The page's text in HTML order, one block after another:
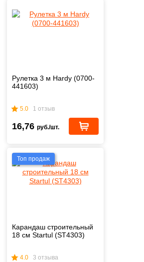
Рулетка 3 м Hardy (0700-
441603)
5.0 1 отзыв
16,76 руб./шт.
Топ продаж
Карандаш строительный
18 см Startul (ST4303)
4.0 3 отзыва